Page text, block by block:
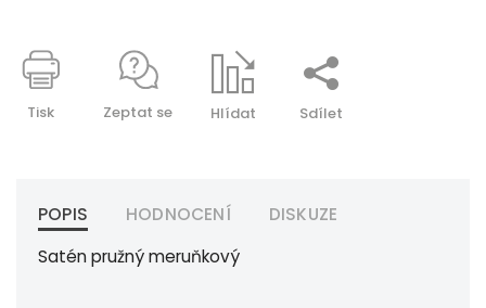
Tisk Zeptat se Hlídat Sdílet
POPIS HODNOCENÍ
DISKUZE
Satén pružný meruňkový